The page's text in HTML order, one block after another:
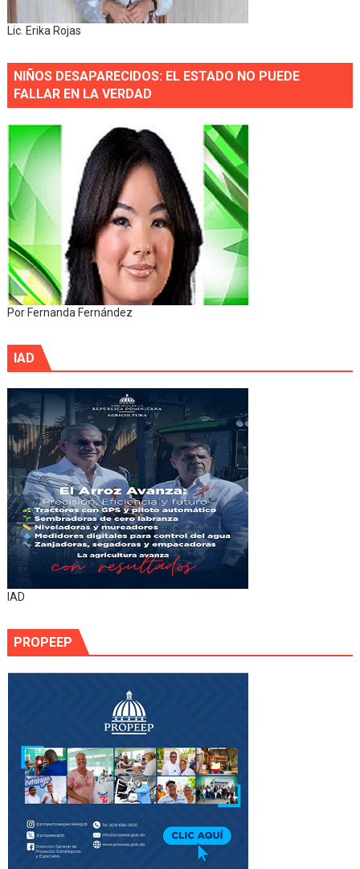
Lic. Erika Rojas
NIÑOS DESAPARECIDOS: EL ESTADO NO PUEDE
FALLAR EN LA VERDAD
Por Fernanda Fernández
IAD
IAD
PROPEEP